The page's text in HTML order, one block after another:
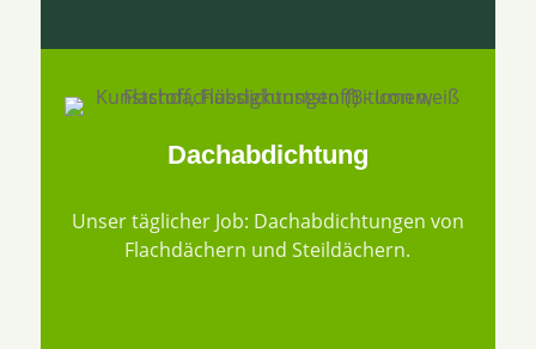
Dachabdichtung
Unser täglicher Job: Dachabdichtungen von
Flachdächern und Steildächern.